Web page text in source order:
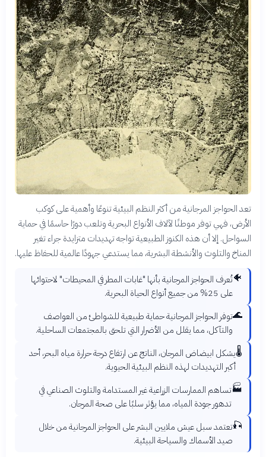
تعد الحواجز المرجانية من أكثر النظم البيئية تنوعًا وأهمية على كوكب
الأرض، فهي توفر موطنًا لآلاف الأنواع البحرية وتلعب دورًا حاسمًا في حماية
السواحل. إلا أن هذه الكنوز الطبيعية تواجه تهديدات متزايدة جراء تغير
المناخ والتلوث والأنشطة البشرية، مما يستدعي جهودًا عالمية للحفاظ عليها.
🐠تُعرف الحواجز المرجانية بأنها "غابات المطر في المحيطات" لاحتوائها
على 25% من جميع أنواع الحياة البحرية.
🌊توفر الحواجز المرجانية حماية طبيعية للشواطئ من العواصف
والتآكل، مما يقلل من الأضرار التي تلحق بالمجتمعات الساحلية.
🌡️يشكل ابيضاض المرجان، الناتج عن ارتفاع درجة حرارة مياه البحر، أحد
أكبر التهديدات لهذه النظم البيئية الحيوية.
🏭تساهم الممارسات الزراعية غير المستدامة والتلوث الصناعي في
تدهور جودة المياه، مما يؤثر سلبًا على صحة المرجان.
🎣تعتمد سبل عيش ملايين البشر على الحواجز المرجانية من خلال
صيد الأسماك والسياحة البيئية.